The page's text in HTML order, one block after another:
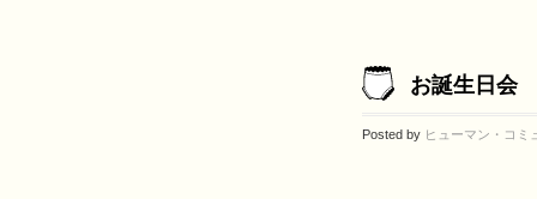
お誕生日会
Posted by ヒューマン・コミ